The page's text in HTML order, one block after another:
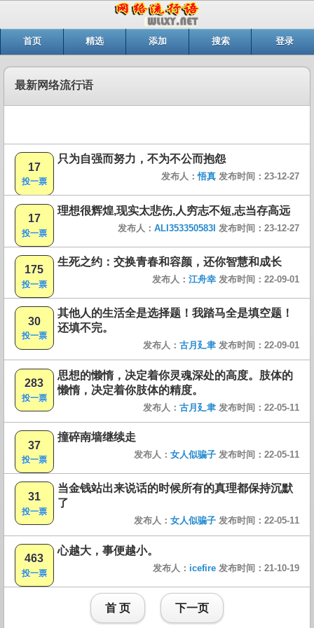
首页 精选 添加 搜索 登录
最新网络流行语
17
投一票
只为自强而努力，不为不公而抱怨
发布人：悟真 发布时间：23-12-27
17
投一票
理想很辉煌,现实太悲伤,人穷志不短,志当存高远
发布人： ALI353350583I 发布时间：23-12-27
175
投一票
生死之约：交换青春和容颜，还你智慧和成长
发布人： 江舟幸 发布时间：22-09-01
30
投一票
其他人的生活全是选择题！我踏马全是填空题！
还填不完。
发布人： 古月廴聿 发布时间：22-09-01
283
投一票
思想的懒惰，决定着你灵魂深处的高度。肢体的
懒惰，决定着你肢体的精度。
发布人： 古月廴聿 发布时间：22-05-11
37
投一票
撞碎南墙继续走
发布人： 女人似骗子 发布时间：22-05-11
31
投一票
当金钱站出来说话的时候所有的真理都保持沉默
了
发布人： 女人似骗子 发布时间：22-05-11
463
投一票
心越大，事便越小。
发布人： icefire 发布时间：21-10-19
首 页 下一页